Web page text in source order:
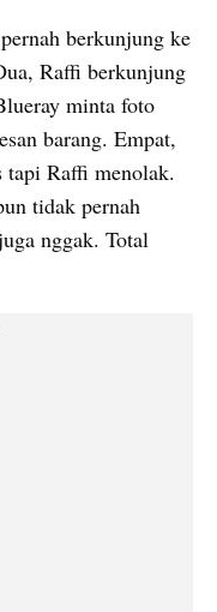
berkunjung ke
Raffi berkunjung
minta foto
barang. Empat,
tapi Raffi menolak.
tidak pernah
nggak. Total